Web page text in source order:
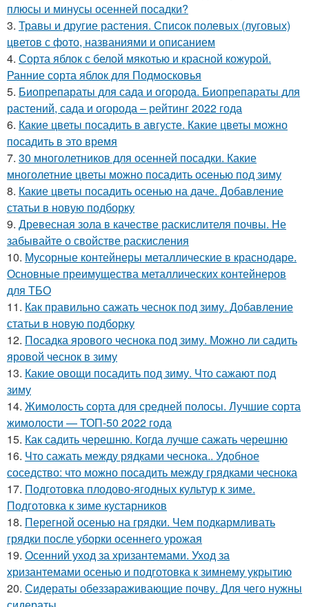
плюсы и минусы осенней посадки?
3. Травы и другие растения. Список полевых (луговых)
цветов с фото, названиями и описанием
4. Сорта яблок с белой мякотью и красной кожурой.
Ранние сорта яблок для Подмосковья
5. Биопрепараты для сада и огорода. Биопрепараты для
растений, сада и огорода – рейтинг 2022 года
6. Какие цветы посадить в августе. Какие цветы можно
посадить в это время
7. 30 многолетников для осенней посадки. Какие
многолетние цветы можно посадить осенью под зиму
8. Какие цветы посадить осенью на даче. Добавление
статьи в новую подборку
9. Древесная зола в качестве раскислителя почвы. Не
забывайте о свойстве раскисления
10. Мусорные контейнеры металлические в краснодаре.
Основные преимущества металлических контейнеров
для ТБО
11. Как правильно сажать чеснок под зиму. Добавление
статьи в новую подборку
12. Посадка ярового чеснока под зиму. Можно ли садить
яровой чеснок в зиму
13. Какие овощи посадить под зиму. Что сажают под
зиму
14. Жимолость сорта для средней полосы. Лучшие сорта
жимолости — ТОП-50 2022 года
15. Как садить черешню. Когда лучше сажать черешню
16. Что сажать между рядками чеснока.. Удобное
соседство: что можно посадить между грядками чеснока
17. Подготовка плодово-ягодных культур к зиме.
Подготовка к зиме кустарников
18. Перегной осенью на грядки. Чем подкармливать
грядки после уборки осеннего урожая
19. Осенний уход за хризантемами. Уход за
хризантемами осенью и подготовка к зимнему укрытию
20. Сидераты обеззараживающие почву. Для чего нужны